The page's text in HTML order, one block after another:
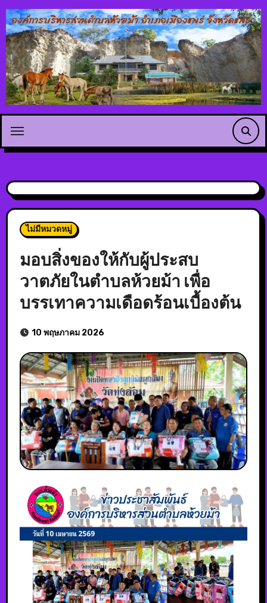
ไม่มีหมวดหมู่
มอบสิ่งของให้กับผู้ประสบ
วาตภัยในตำบลห้วยม้า เพื่อ
บรรเทาความเดือดร้อนเบื้องต้น
10 พฤษภาคม 2026